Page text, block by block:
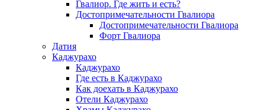
Гвалиор. Где жить и есть?
Достопримечательности Гвалиора
Достопримечательности Гвалиора
Форт Гвалиора
Датия
Каджурахо
Каджурахо
Где есть в Каджурахо
Как доехать в Каджурахо
Отели Каджурахо